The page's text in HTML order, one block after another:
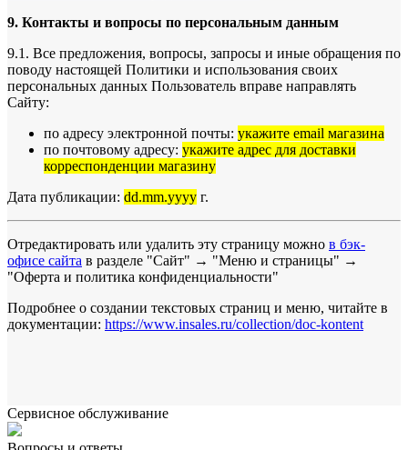
9. Контакты и вопросы по персональным данным
9.1. Все предложения, вопросы, запросы и иные обращения по
поводу настоящей Политики и использования своих
персональных данных Пользователь вправе направлять
Сайту:
по адресу электронной почты: укажите email магазина
по почтовому адресу: укажите адрес для доставки
корреспонденции магазину
Дата публикации: dd.mm.yyyy г.
Отредактировать или удалить эту страницу можно в бэк-
офисе сайта в разделе "Сайт" → "Меню и страницы" →
"Оферта и политика конфиденциальности"
Подробнее о создании текстовых страниц и меню, читайте в
документации: https://www.insales.ru/collection/doc-kontent
Сервисное обслуживание